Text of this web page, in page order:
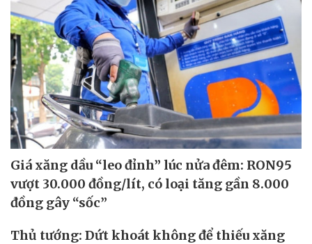
Giá xăng dầu “leo đỉnh” lúc nửa đêm: RON95
vượt 30.000 đồng/lít, có loại tăng gần 8.000
đồng gây “sốc”
Thủ tướng: Dứt khoát không để thiếu xăng